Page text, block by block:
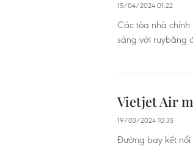
15/04/2024 01:22
Các tòa nhà
sáng với ruybăng
Vietjet Air
19/03/2024 10:35
Đường bay kết nối